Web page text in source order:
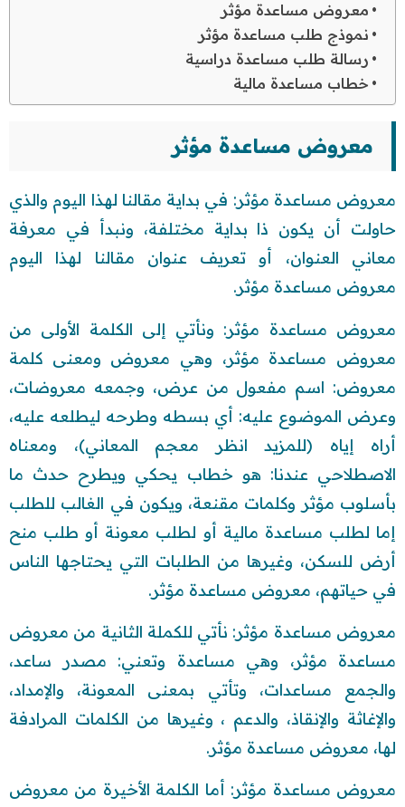
معروض مساعدة مؤثر
نموذج طلب مساعدة مؤثر
رسالة طلب مساعدة دراسية
خطاب مساعدة مالية
معروض مساعدة مؤثر
معروض مساعدة مؤثر: في بداية مقالنا لهذا اليوم والذي
حاولت أن يكون ذا بداية مختلفة، ونبدأ في معرفة
معاني العنوان، أو تعريف عنوان مقالنا لهذا اليوم
معروض مساعدة مؤثر.
معروض مساعدة مؤثر: ونأتي إلى الكلمة الأولى من
معروض مساعدة مؤثر، وهي معروض ومعنى كلمة
معروض: اسم مفعول من عرض، وجمعه معروضات،
وعرض الموضوع عليه: أي بسطه وطرحه ليطلعه عليه،
أراه إياه (للمزيد انظر معجم المعاني)، ومعناه
الاصطلاحي عندنا: هو خطاب يحكي ويطرح حدث ما
بأسلوب مؤثر وكلمات مقنعة، ويكون في الغالب للطلب
إما لطلب مساعدة مالية أو لطلب معونة أو طلب منح
أرض للسكن، وغيرها من الطلبات التي يحتاجها الناس
في حياتهم، معروض مساعدة مؤثر.
معروض مساعدة مؤثر: نأتي للكملة الثانية من معروض
مساعدة مؤثر، وهي مساعدة وتعني: مصدر ساعد،
والجمع مساعدات، وتأتي بمعنى المعونة، والإمداد،
والإغاثة والإنقاذ، والدعم ، وغيرها من الكلمات المرادفة
لها، معروض مساعدة مؤثر.
معروض مساعدة مؤثر: أما الكلمة الأخيرة من معروض